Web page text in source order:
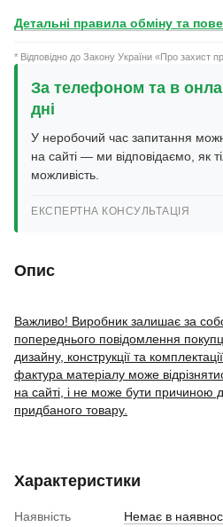
Детальні правила обміну та
* Відповідно до Закону України «Про захист
За телефоном та в
дні
У неробочий час запитання
на сайті — ми відповідаємо, як
можливість.
ЕКСПЕРТНА КОНСУЛЬТАЦІЯ
Опис
Важливо! Виробник залишає за
попереднього повідомлення
дизайну, конструкції та
фактура матеріалу може
на сайті, і не може бути причиною
придбаного товару.
Характеристики
Наявність
Немає в